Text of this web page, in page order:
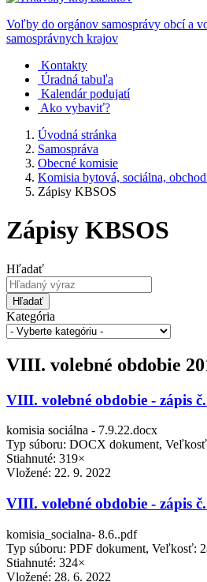
Voľby do orgánov samosprávy obcí a
samosprávnych krajov
Kontakty
Úradná tabuľa
Kalendár podujatí
Ako vybaviť?
Úvodná stránka
Samospráva
Obecné komisie
Komisia bytová, sociálna,
Zápisy KBSOS
Zápisy KBSOS
Hľadať
Hľadať
Kategória
VIII. volebné obdobie
VIII. volebné obdobie - zápis
komisia sociálna - 7.9.22.docx
Typ súboru: DOCX dokument,
Stiahnuté: 319×
Vložené: 22. 9. 2022
VIII. volebné obdobie - zápis
komisia_socialna- 8.6..pdf
Typ súboru: PDF dokument, Veľkosť:
Stiahnuté: 324×
Vložené: 28. 6. 2022